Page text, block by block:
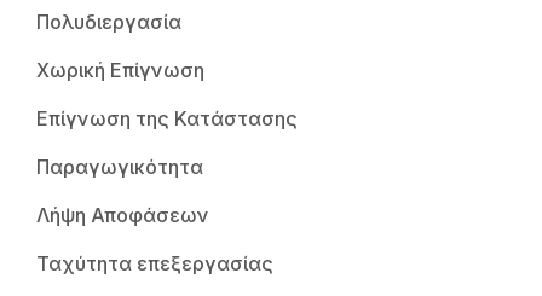
Πολυδιεργασία
Χωρική Επίγνωση
Επίγνωση της Κατάστασης
Παραγωγικότητα
Λήψη Αποφάσεων
Ταχύτητα επεξεργασίας